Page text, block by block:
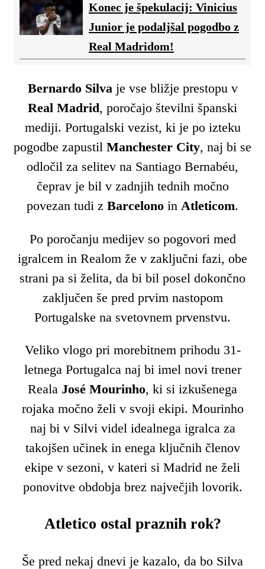
Konec je špekulacij: Vinicius
Junior je podaljšal pogodbo z
Real Madridom!
Bernardo Silvaje vse bližje prestopu v
Real Madrid, poročajo številni španski
mediji. Portugalski vezist, ki je po izteku
pogodbe zapustil Manchester City, naj bi se
odločil za selitev na Santiago Bernabéu,
čeprav je bil v zadnjih tednih močno
povezan tudi z Barcelono in Atleticom.
Po poročanju medijev so pogovori med
igralcem in Realom že v zaključni fazi, obe
strani pa si želita, da bi bil posel dokončno
zaključen še pred prvim nastopom
Portugalske na svetovnem prvenstvu.
Veliko vlogo pri morebitnem prihodu 31-
letnega Portugalca naj bi imel novi trener
Reala José Mourinho, ki si izkušenega
rojaka močno želi v svoji ekipi. Mourinho
naj bi v Silvi videl idealnega igralca za
takojšen učinek in enega ključnih členov
ekipe v sezoni, v kateri si Madrid ne želi
ponovitve obdobja brez največjih lovorik.
Atletico ostal praznih rok?
Še pred nekaj dnevi je kazalo, da bo Silva